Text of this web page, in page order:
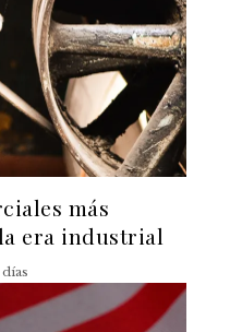
más
era industrial